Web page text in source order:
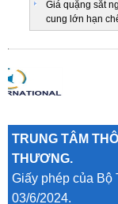
Giá quặng sắt
cung lớn hạn
TRUNG TÂM
THƯƠNG.
Giấy phép của Bộ
03/6/2024.